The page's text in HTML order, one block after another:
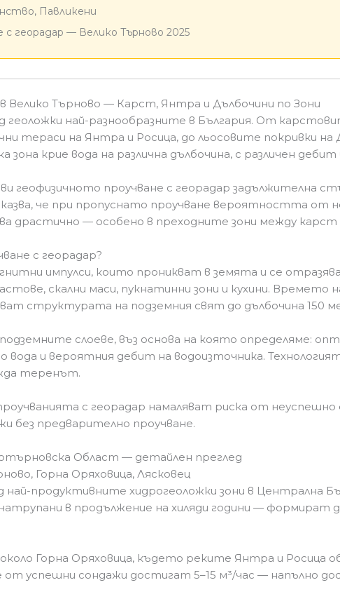
Павликени
с георадар — Велико Търново 2025
Велико Търново — Карст, Янтра и Дълбочини по Зони
най-разнообразните в България. От
тераси на Янтра и Росица, до льосовите покривки на
зона крие вода на различна дълбочина, с различен
геофизичното проучване с георадар задължителна
че при пропуснато проучване вероятността от
драстично — особено в преходните зони между карст
с георадар?
импулси, които проникват в земята и се
скални маси, пукнатинни зони и кухини. Времето
структурата на подземния свят до дълбочина 150
слоеве, въз основа на която определяме:
вода и вероятния дебит на водоизточника.
теренът.
с георадар намаляват риска от неуспешно
без предварително проучване.
Област — детайлен преглед
Горна Оряховица, Лясковец
продуктивните хидрогеоложки зони в Централна
натрупани в продължение на хиляди години — формират
Горна Оряховица, където реките Янтра и Росица
от успешни сондажи достигат 5–15 м³/час — напълно